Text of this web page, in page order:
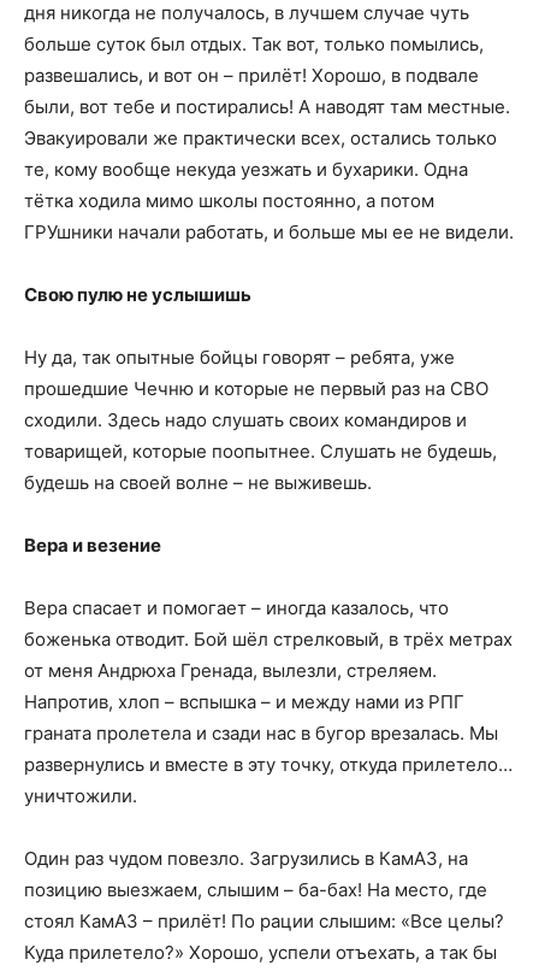
дня никогда не получалось, в лучшем случае чуть
больше суток был отдых. Так вот, только помылись,
развешались, и вот он – прилёт! Хорошо, в подвале
были, вот тебе и постирались! А наводят там местные.
Эвакуировали же практически всех, остались только
те, кому вообще некуда уезжать и бухарики. Одна
тётка ходила мимо школы постоянно, а потом
ГРУшники начали работать, и больше мы ее не видели.
Свою пулю не услышишь
Ну да, так опытные бойцы говорят – ребята, уже
прошедшие Чечню и которые не первый раз на СВО
сходили. Здесь надо слушать своих командиров и
товарищей, которые поопытнее. Слушать не будешь,
будешь на своей волне – не выживешь.
Вера и везение
Вера спасает и помогает – иногда казалось, что
боженька отводит. Бой шёл стрелковый, в трёх метрах
от меня Андрюха Гренада, вылезли, стреляем.
Напротив, хлоп – вспышка – и между нами из РПГ
граната пролетела и сзади нас в бугор врезалась. Мы
развернулись и вместе в эту точку, откуда прилетело…
уничтожили.
Один раз чудом повезло. Загрузились в КамАЗ, на
позицию выезжаем, слышим – ба-бах! На место, где
стоял КамАЗ – прилёт! По рации слышим: «Все целы?
Куда прилетело?» Хорошо, успели отъехать, а так бы